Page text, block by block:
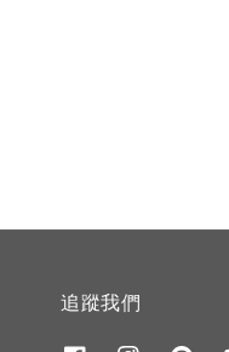
追蹤我們